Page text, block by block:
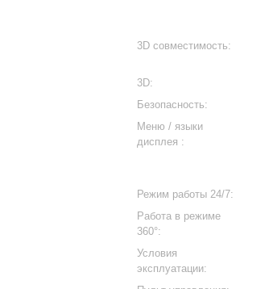
3D совместимость:
3D:
Безопасность:
Меню / языки
дисплея :
Режим работы 24/7:
Работа в режиме
360°:
Условия
эксплуатации: